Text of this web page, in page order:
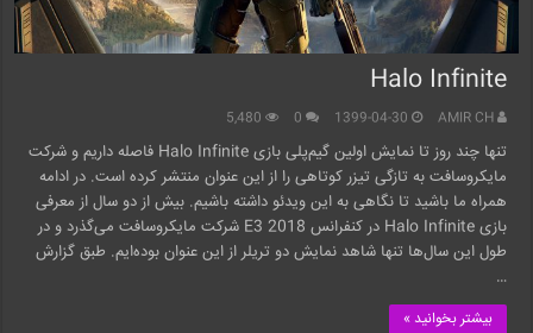
Halo Infinite
AMIR CH
1399-04-30
0
5,480
تنها چند روز تا نمایش اولین گیم‌پلی بازی Halo Infinite فاصله داریم و شرکت
مایکروسافت به تازگی تیزر کوتاهی را از این عنوان منتشر کرده است. در ادامه
همراه ما باشید تا نگاهی به این ویدئو داشته باشیم. بیش از دو سال از معرفی
بازی Halo Infinite در کنفرانس E3 2018 شرکت مایکروسافت می‌گذرد و در
طول این سال‌ها تنها شاهد نمایش دو تریلر از این عنوان بوده‌‌ایم. طبق گزارش
…
بیشتر بخوانید »